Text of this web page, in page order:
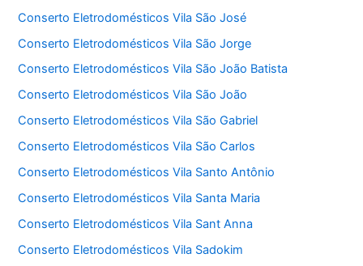
Conserto Eletrodomésticos Vila São José
Conserto Eletrodomésticos Vila São Jorge
Conserto Eletrodomésticos Vila São João Batista
Conserto Eletrodomésticos Vila São João
Conserto Eletrodomésticos Vila São Gabriel
Conserto Eletrodomésticos Vila São Carlos
Conserto Eletrodomésticos Vila Santo Antônio
Conserto Eletrodomésticos Vila Santa Maria
Conserto Eletrodomésticos Vila Sant Anna
Conserto Eletrodomésticos Vila Sadokim